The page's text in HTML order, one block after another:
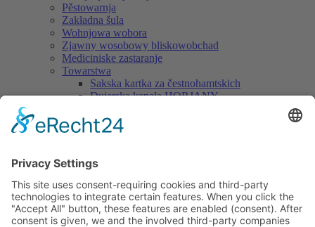
Pěstowarnja
Zakładna šula
Wohnjowa wobora
Zjawny wosobowy bliskowobchad
Mediciniske zastaranje
Towarstwa
Sakska kartka za čestnohamtskich
Dujerska kapała HORJANY
Chróšćanske pasionske zjednoćenstwo
Nukničan kapałka z. t.
Wjesne towarstwo "Při skale" Hórki
Cyrkwinski chór
Serbska lajska dźiwadłowa skupina Chrósćicy
Serbske wjesne towarstwo "Domizna" Chrósćicy
Serbska pčólnica
SJ Chrósćicy 1981 z. t.